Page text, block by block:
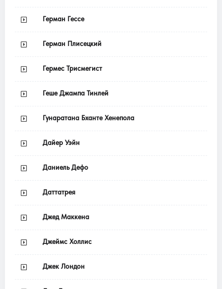
Герман Гессе
Герман Плисецкий
Гермес Трисмегист
Геше Джампа Тинлей
Гунаратана Бханте Хенепола
Дайер Уэйн
Даниель Дефо
Даттатрея
Джед Маккена
Джеймс Холлис
Джек Лондон